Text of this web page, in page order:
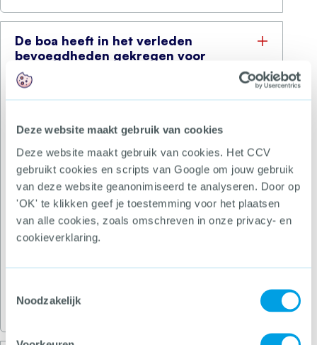
Deze website maakt gebruik van cookies
Deze website maakt gebruik van cookies. Het CCV
gebruikt cookies en scripts van Google om jouw gebruik
van deze website geanonimiseerd te analyseren. Door op
'OK' te klikken geef je toestemming voor het plaatsen
van alle cookies, zoals omschreven in onze privacy- en
cookieverklaring.
Noodzakelijk
De boa heeft in het verleden
bevoegdheden gekregen voor
handhaving op gemotoriseerd rijdend
verkeer. Bijvoorbeeld voor de
handhaving van de helmplicht voor
om deze bevoegdheden te behouden,
terwijl er een hoge gevaarzetting
wordt ervaren?
Toen er afspraken werden gemaakt over het
inzetcriterium, is de afweging gemaakt om de al
geldende bevoegdheden van boa’s (ook met
betrekking tot gemotoriseerd rijdend verkeer) niet in
wanneer er een te hoge gevaarzetting uitgaat van
om niet-verbaliserend op te treden.